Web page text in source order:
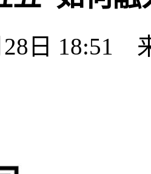
28日 18:51